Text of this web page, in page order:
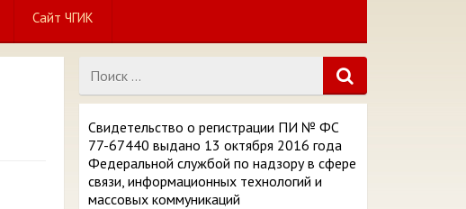
Сайт ЧГИК
Свидетельство о регистрации ПИ № ФС
77-67440 выдано 13 октября 2016 года
Федеральной службой по надзору в сфере
связи, информационных технологий и
массовых коммуникаций